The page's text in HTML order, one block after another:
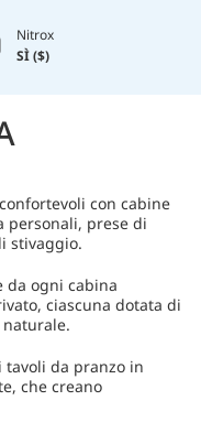
Nitrox
SÌ ($)
con cabine
personali, prese di
stivaggio.
da ogni cabina
ciascuna dotata di
da pranzo in
che creano
subacquei durante i